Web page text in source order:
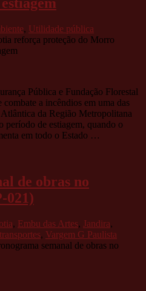
, Utilidade pública
reforça proteção do Morro
Pública e Fundação Florestal
a incêndios em uma das
da Região Metropolitana
período de estiagem, quando o
em todo o Estado …
de obras no
021)
, Embu das Artes, Jandira,
, Vargem G Paulista
semanal de obras no